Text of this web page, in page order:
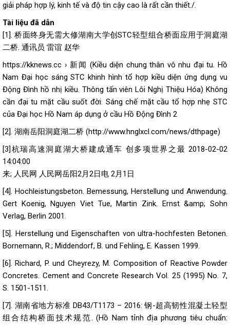
giải pháp hợp lý, kinh tế và độ tin cậy cao là rất cần thiết./.
Tài liệu đã dẫn
[1]. 桥面终身无需大修湖南大学创STC轻型组合桥面应用于洞庭湖
二桥. 通讯员 雷谊 赵华
https://kknews.cc › 新闻 (Kiều diện chung thân vô nhu đại tu. Hồ
Nam Đại học sáng STC khinh hình tổ hợp kiều diện ứng dụng vu
Động Đình hồ nhị kiều. Thông tấn viên Lôi Nghị Thiệu Hóa) Không
cần đại tu mặt cầu suốt đời. Sáng chế mặt cầu tổ hợp nhẹ STC
của Đại học Hồ Nam áp dụng ở cầu Hồ Động Đình 2
[2]. 湖南岳阳洞庭湖二桥 (http://www.hnglxcl.com/news/dthpage)
[3]杭瑞高速洞庭湖大桥建成通车 创多项世界之最 2018-02-02
14:04:00
来; 人民网 人民网岳阳2月2日电 2月1日
[4]. Hochleistungsbeton. Bemessung, Herstellung und Anwendung.
Gert Koenig, Nguyen Viet Tue, Martin Zink. Ernst &amp; Sohn
Verlag, Berlin 2001.
[5]. Herstellung und Eigenschaften von ultra-hochfesten Betonen.
Bornemann, R.; Middendorf, B. und Fehling, E. Kassen 1999.
[6]. Richard, P. und Cheyrezy, M. Composition of Reactive Powder
Concretes. Cement and Concrete Research Vol. 25 (1995) No. 7,
S. 1501-1511.
[7]. 湖南省地方标准 DB43/T1173 – 2016: 钢-超高韧性混凝土轻型
组合结构桥面技术规范. (Hồ Nam tỉnh địa phương tiêu chuẩn: